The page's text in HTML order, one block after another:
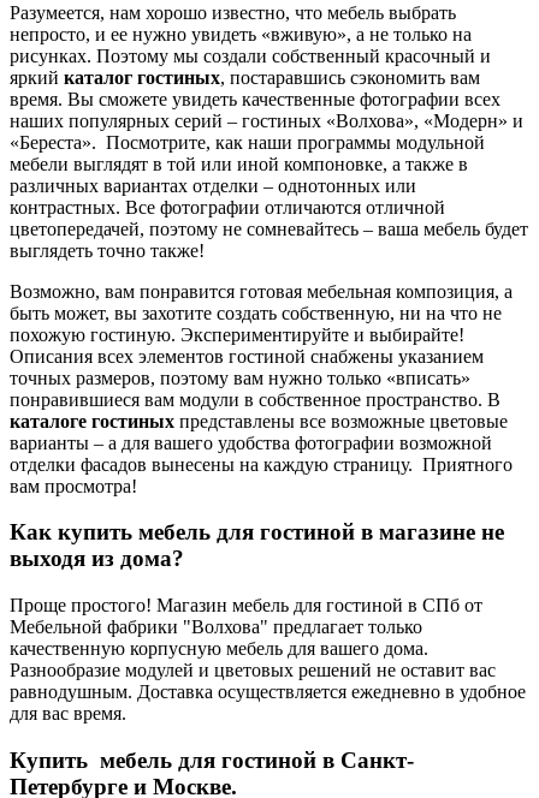
Разумеется, нам хорошо известно, что мебель выбрать
непросто, и ее нужно увидеть «вживую», а не только на
рисунках. Поэтому мы создали собственный красочный и
яркий каталог гостиных, постаравшись сэкономить вам
время. Вы сможете увидеть качественные фотографии всех
наших популярных серий – гостиных «Волхова», «Модерн» и
«Береста». Посмотрите, как наши программы модульной
мебели выглядят в той или иной компоновке, а также в
различных вариантах отделки – однотонных или
контрастных. Все фотографии отличаются отличной
цветопередачей, поэтому не сомневайтесь – ваша мебель будет
выглядеть точно также!
Возможно, вам понравится готовая мебельная композиция, а
быть может, вы захотите создать собственную, ни на что не
похожую гостиную. Экспериментируйте и выбирайте!
Описания всех элементов гостиной снабжены указанием
точных размеров, поэтому вам нужно только «вписать»
понравившиеся вам модули в собственное пространство. В
каталоге гостиных представлены все возможные цветовые
варианты – а для вашего удобства фотографии возможной
отделки фасадов вынесены на каждую страницу. Приятного
вам просмотра!
Как купить мебель для гостиной в магазине не
выходя из дома?
Проще простого! Магазин мебель для гостиной в СПб от
Мебельной фабрики "Волхова" предлагает только
качественную корпусную мебель для вашего дома.
Разнообразие модулей и цветовых решений не оставит вас
равнодушным. Доставка осуществляется ежедневно в удобное
для вас время.
Купить мебель для гостиной в Санкт-
Петербурге и Москве.